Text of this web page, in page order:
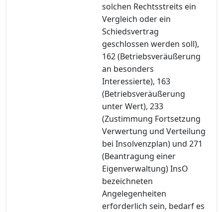
solchen Rechtsstreits ein
Vergleich oder ein
Schiedsvertrag
geschlossen werden soll),
162 (Betriebsveräußerung
an besonders
Interessierte), 163
(Betriebsveräußerung
unter Wert), 233
(Zustimmung Fortsetzung
Verwertung und Verteilung
bei Insolvenzplan) und 271
(Beantragung einer
Eigenverwaltung) InsO
bezeichneten
Angelegenheiten
erforderlich sein, bedarf es